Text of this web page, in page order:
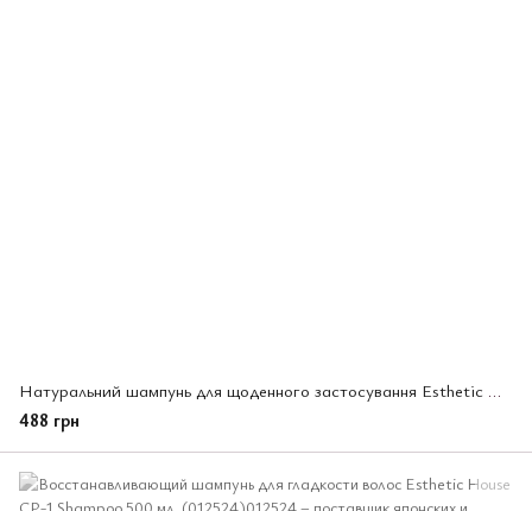
Натуральний шампунь для щоденного застосування Esthetic House CP-1 500 мл(010421)
488 грн